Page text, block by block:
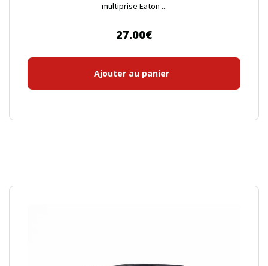
multiprise Eaton ...
27.00€
Ajouter au panier